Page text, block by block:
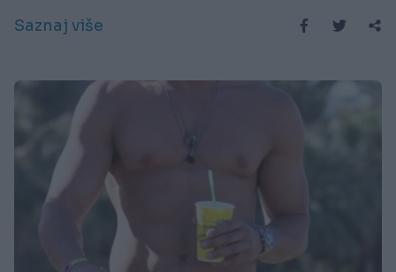
Saznaj više